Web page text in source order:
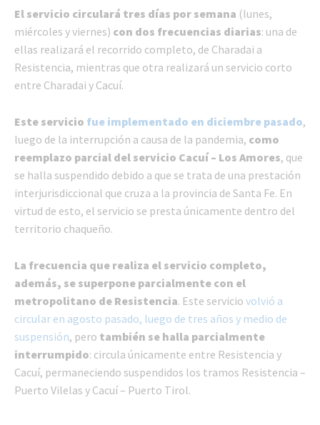
El servicio circulará tres días por semana (lunes,
miércoles y viernes) con dos frecuencias diarias: una de
ellas realizará el recorrido completo, de Charadai a
Resistencia, mientras que otra realizará un servicio corto
entre Charadai y Cacuí.
Este servicio fue implementado en diciembre pasado,
luego de la interrupción a causa de la pandemia, como
reemplazo parcial del servicio Cacuí – Los Amores, que
se halla suspendido debido a que se trata de una prestación
interjurisdiccional que cruza a la provincia de Santa Fe. En
virtud de esto, el servicio se presta únicamente dentro del
territorio chaqueño.
La frecuencia que realiza el servicio completo,
además, se superpone parcialmente con el
metropolitano de Resistencia. Este servicio volvió a
circular en agosto pasado, luego de tres años y medio de
suspensión, pero también se halla parcialmente
interrumpido: circula únicamente entre Resistencia y
Cacuí, permaneciendo suspendidos los tramos Resistencia –
Puerto Vilelas y Cacuí – Puerto Tirol.